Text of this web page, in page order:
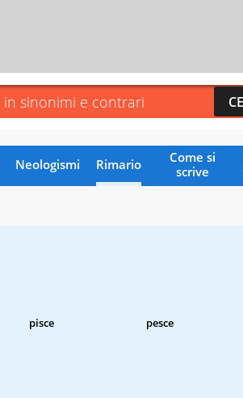
Neologismi Rimario
Come si
scrive
pisce
pesce